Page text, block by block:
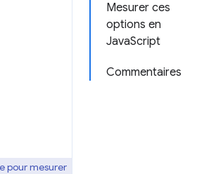
Mesurer ces
options en
JavaScript
Commentaires
pour mesurer